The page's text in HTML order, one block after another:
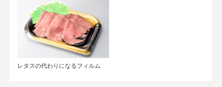
レタスの代わりになるフィルム